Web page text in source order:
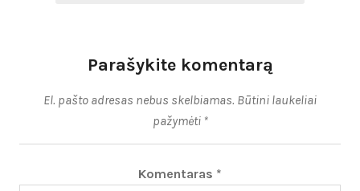
Parašykite komentarą
El. pašto adresas nebus skelbiamas. Būtini laukeliai
pažymėti *
Komentaras *